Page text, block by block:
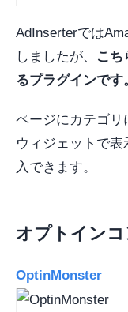
AdInserterでは
しましたが、
こち
るプラグインです
ページにカテゴリ
ウィジェットで
入できます。
オプトイン
OptinMonster